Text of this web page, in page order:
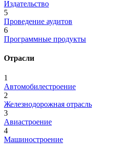
Издательство
5
Проведение аудитов
6
Программные продукты
Отрасли
1
Автомобилестроение
2
Железнодорожная отрасль
3
Авиастроение
4
Машиностроение